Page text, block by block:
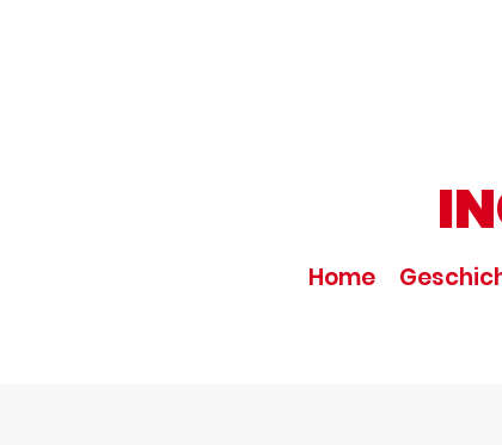
Home